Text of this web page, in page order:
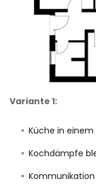
Variante 1:
Küche in
Kochdämpfe